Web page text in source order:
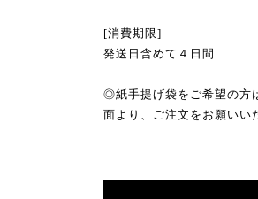
[消費期限]
発送日含めて４日間
◎紙手提げ袋をご希望の方
面より、ご注文をお願いい